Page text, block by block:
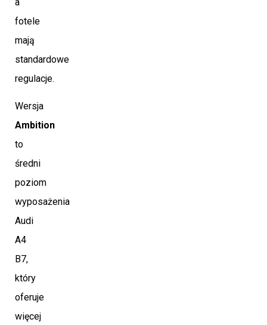
fotele
mają
standardowe
regulacje.
Wersja
Ambition
to
średni
poziom
wyposażenia
Audi
A4
B7,
który
oferuje
więcej